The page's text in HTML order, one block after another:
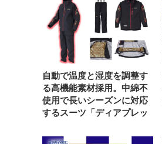
自動で温度と湿度を調整す
る高機能素材採用。中綿不
使用で長いシーズンに対応
するスーツ「ディアプレッ
ルスーツ SUW-23301」